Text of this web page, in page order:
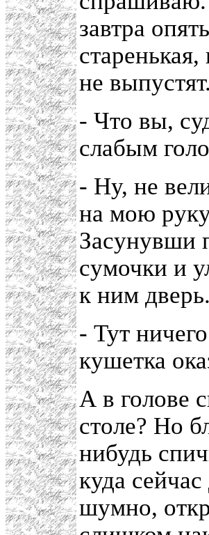
завтра
не
- Что вы,
слабым
- Ну, не
на мою
Засунувши
сумочки и
к ним
- Тут
кушетка
А в голове
столе? Но
нибудь
куда
шумно,